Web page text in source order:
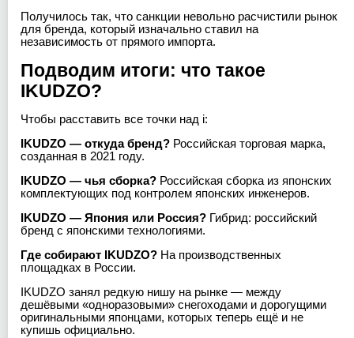
Получилось так, что санкции невольно расчистили рынок
для бренда, который изначально ставил на
независимость от прямого импорта.
Подводим итоги: что такое
IKUDZO?
Чтобы расставить все точки над i:
IKUDZO — откуда бренд? Российская торговая марка,
созданная в 2021 году.
IKUDZO — чья сборка? Российская сборка из японских
комплектующих под контролем японских инженеров.
IKUDZO — Япония или Россия? Гибрид: российский
бренд с японскими технологиями.
Где собирают IKUDZO? На производственных
площадках в России.
IKUDZO занял редкую нишу на рынке — между
дешёвыми «одноразовыми» снегоходами и дорогущими
оригинальными японцами, которых теперь ещё и не
купишь официально.